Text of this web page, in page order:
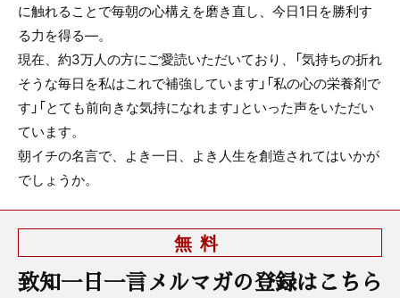
に触れることで毎朝の心構えを磨き直し、今日1日を勝利す
る力を得る—。
現在、約3万人の方にご愛読いただいており、「気持ちの折れ
そうな毎日を私はこれで補強しています」「私の心の栄養剤で
す」「とても前向きな気持になれます」といった声をいただい
ています。
朝イチの名言で、よき一日、よき人生を創造されてはいかが
でしょうか。
無料
致知一日一言メルマガの登録はこちら